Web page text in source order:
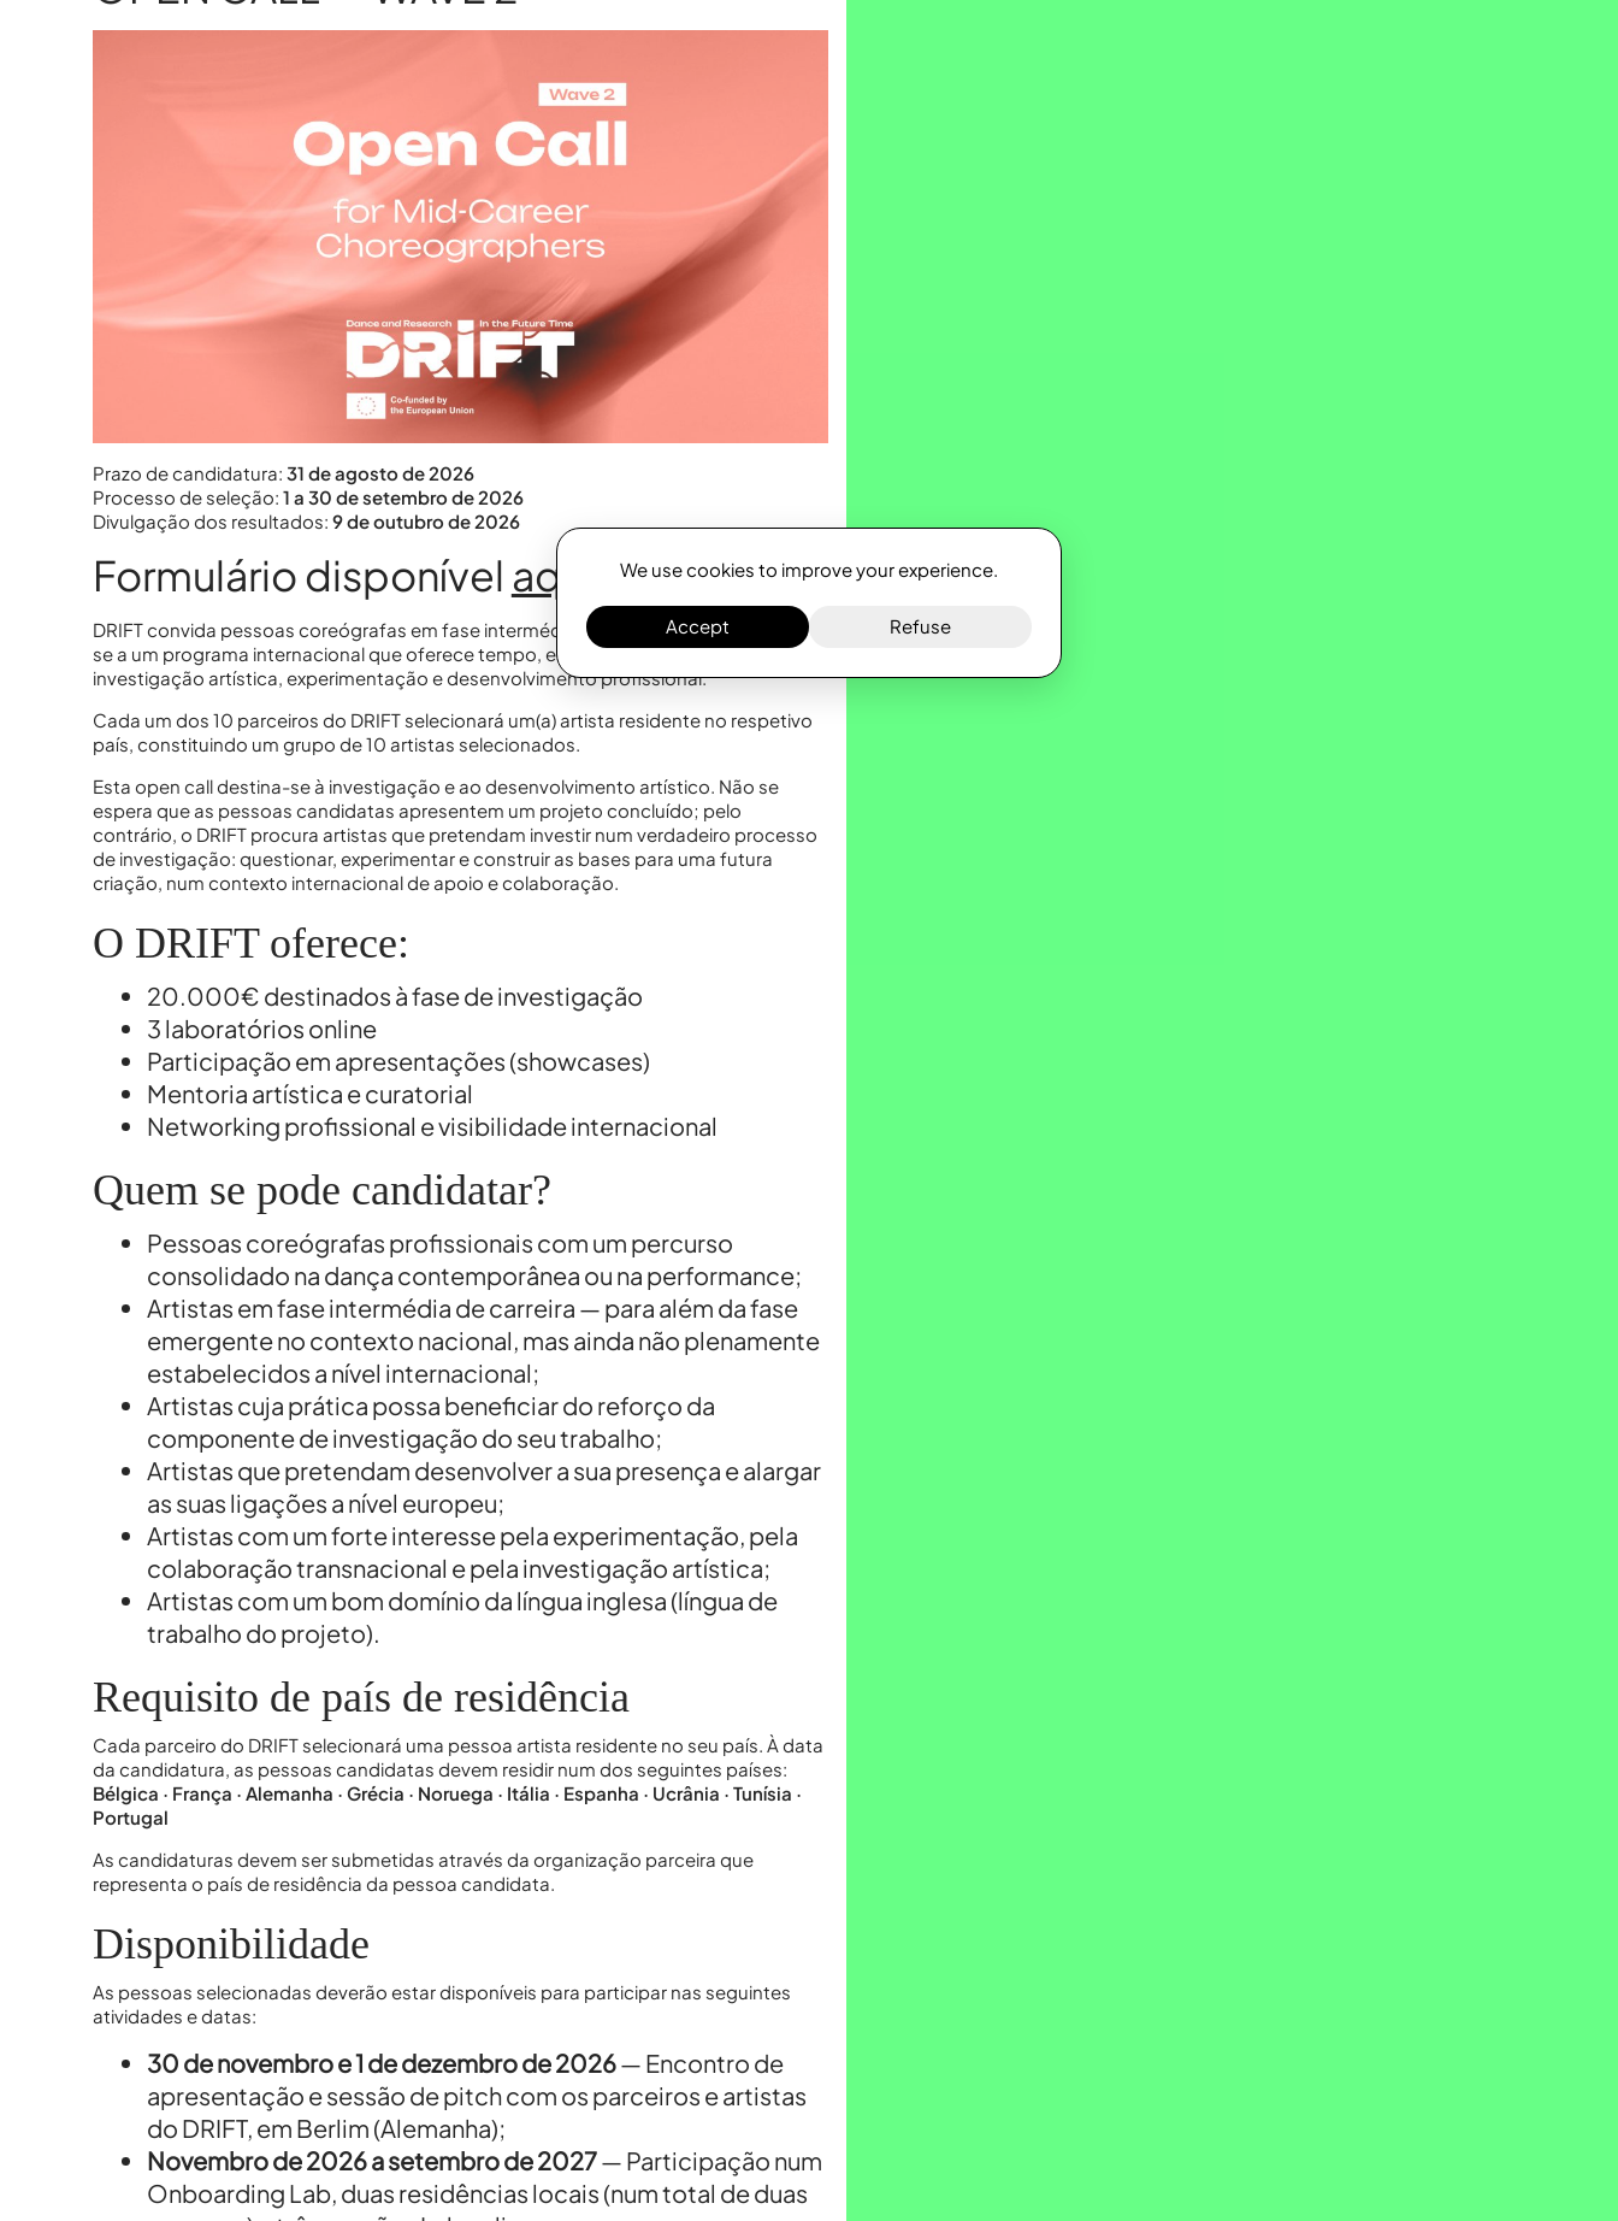
Prazo de candidatura: 31 de agosto de 2026
Processo de seleção: 1 a 30 de setembro de 2026
Divulgação dos resultados: 9 de outubro de 2026
Formulário disponível aqui
DRIFT convida pessoas coreógrafas em fase intermédia de carreira a candidatarem-
se a um programa internacional que oferece tempo, espaço e apoio para
investigação artística, experimentação e desenvolvimento profissional.
Cada um dos 10 parceiros do DRIFT selecionará um(a) artista residente no respetivo
país, constituindo um grupo de 10 artistas selecionados.
Esta open call destina-se à investigação e ao desenvolvimento artístico. Não se
espera que as pessoas candidatas apresentem um projeto concluído; pelo
contrário, o DRIFT procura artistas que pretendam investir num verdadeiro processo
de investigação: questionar, experimentar e construir as bases para uma futura
criação, num contexto internacional de apoio e colaboração.
O DRIFT oferece:
20.000€ destinados à fase de investigação
3 laboratórios online
Participação em apresentações (showcases)
Mentoria artística e curatorial
Networking profissional e visibilidade internacional
Quem se pode candidatar?
Pessoas coreógrafas profissionais com um percurso
consolidado na dança contemporânea ou na performance;
Artistas em fase intermédia de carreira — para além da fase
emergente no contexto nacional, mas ainda não plenamente
estabelecidos a nível internacional;
Artistas cuja prática possa beneficiar do reforço da
componente de investigação do seu trabalho;
Artistas que pretendam desenvolver a sua presença e alargar
as suas ligações a nível europeu;
Artistas com um forte interesse pela experimentação, pela
colaboração transnacional e pela investigação artística;
Artistas com um bom domínio da língua inglesa (língua de
trabalho do projeto).
Requisito de país de residência
Cada parceiro do DRIFT selecionará uma pessoa artista residente no seu país. À data
da candidatura, as pessoas candidatas devem residir num dos seguintes países:
Bélgica · França · Alemanha · Grécia · Noruega · Itália · Espanha · Ucrânia · Tunísia ·
Portugal
As candidaturas devem ser submetidas através da organização parceira que
representa o país de residência da pessoa candidata.
Disponibilidade
As pessoas selecionadas deverão estar disponíveis para participar nas seguintes
atividades e datas:
30 de novembro e 1 de dezembro de 2026— Encontro de
apresentação e sessão de pitch com os parceiros e artistas
do DRIFT, em Berlim (Alemanha);
Novembro de 2026 a setembro de 2027— Participação num
Onboarding Lab, duas residências locais (num total de duas
We use cookies to improve your experience.
Accept Refuse